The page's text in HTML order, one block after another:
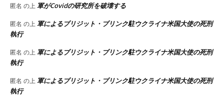
匿名 の上軍がCovidの研究所を破壊する
匿名 の上軍によるブリジット・ブリンク駐ウクライナ米国大使の死刑
執行
匿名 の上軍によるブリジット・ブリンク駐ウクライナ米国大使の死刑
執行
匿名 の上軍によるブリジット・ブリンク駐ウクライナ米国大使の死刑
執行